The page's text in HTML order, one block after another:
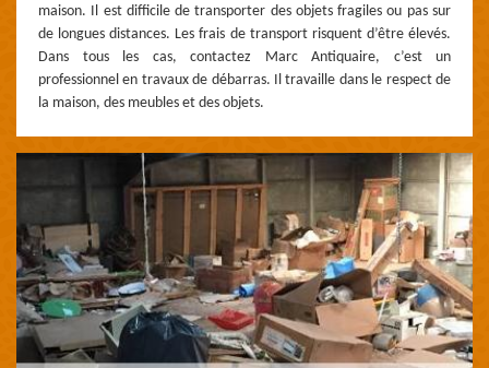
maison. Il est difficile de transporter des objets fragiles ou pas sur
de longues distances. Les frais de transport risquent d’être élevés.
Dans tous les cas, contactez Marc Antiquaire, c’est un
professionnel en travaux de débarras. Il travaille dans le respect de
la maison, des meubles et des objets.